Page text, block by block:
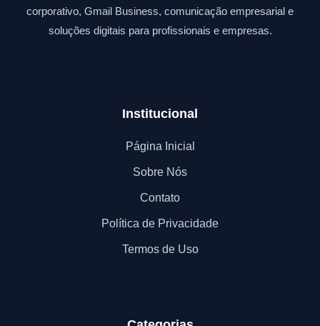
corporativo, Gmail Business, comunicação empresarial e
soluções digitais para profissionais e empresas.
Institucional
Página Inicial
Sobre Nós
Contato
Política de Privacidade
Termos de Uso